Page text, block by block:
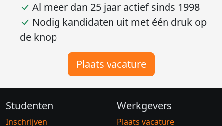
Al meer dan 25 jaar actief sinds 1998
Nodig kandidaten uit met één druk op
de knop
Plaats vacature
Studenten
Inschrijven
Werkgevers
Plaats vacature